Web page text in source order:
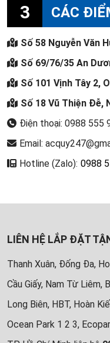
3 CÁC
Số 58 Nguyễn Văn
Số 69/76/35 An
Số 101 Vịnh Tây 2,
Số 18 Vũ Thiện Đễ,
Điện thoại: 0988 555
Email:
Hotline (Zalo): 0988
LIÊN HỆ LẮP ĐẶT
Thanh Xuân, Đống Đa,
Cầu Giấy, Nam Từ Liêm,
Long Biên, HBT, Hoàn
Ocean Park 1 2 3,